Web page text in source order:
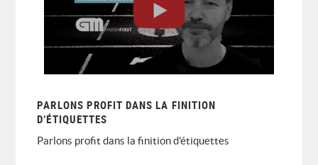
PARLONS PROFIT DANS LA FINITION
D’ÉTIQUETTES
Parlons profit dans la finition d'étiquettes